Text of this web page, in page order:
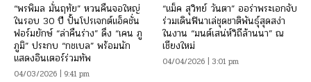
“พรพิมล มั่นฤทัย” หวนคืนจอใหญ่
ในรอบ 30 ปี ปั้นโปรเจกต์แอ็คชั่น
ฟอร์มยักษ์ “ล่าคืนร่าง” ดึง “เคน ภู
ภูมิ” ประกบ “กชเบล” พร้อมนัก
แสดงอินเตอร์ร่วมทัพ
04/03/2026 | 9:41 pm
“แม็ค สุวิทย์ วันตา” ออร่าพระเอกจับ
ร่วมเดินฟินาเล่ชุดชาติพันธุ์สุดสง่า
ในงาน “มนต์เสน่ห์วิถีล้านนา” ณ
เชียงใหม่
04/04/2026 | 3:01 pm